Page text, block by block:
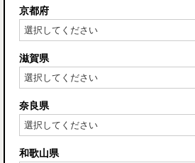
京都府
滋賀県
奈良県
和歌山県